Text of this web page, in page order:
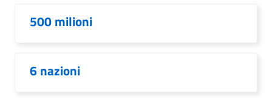
500 milioni
6 nazioni